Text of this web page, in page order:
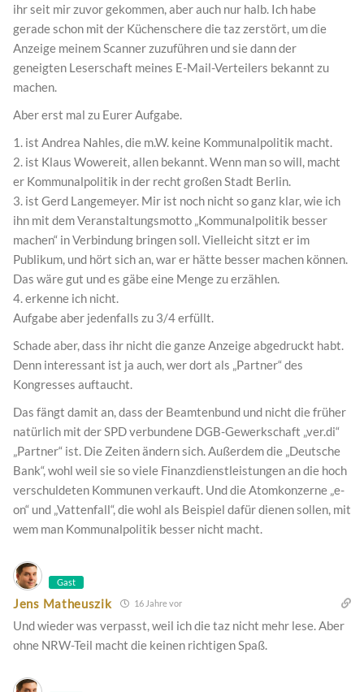
ihr seit mir zuvor gekommen, aber auch nur halb. Ich habe
gerade schon mit der Küchenschere die taz zerstört, um die
Anzeige meinem Scanner zuzuführen und sie dann der
geneigten Leserschaft meines E-Mail-Verteilers bekannt zu
machen.
Aber erst mal zu Eurer Aufgabe.
1. ist Andrea Nahles, die m.W. keine Kommunalpolitik macht.
2. ist Klaus Wowereit, allen bekannt. Wenn man so will, macht
er Kommunalpolitik in der recht großen Stadt Berlin.
3. ist Gerd Langemeyer. Mir ist noch nicht so ganz klar, wie ich
ihn mit dem Veranstaltungsmotto „Kommunalpolitik besser
machen“ in Verbindung bringen soll. Vielleicht sitzt er im
Publikum, und hört sich an, war er hätte besser machen können.
Das wäre gut und es gäbe eine Menge zu erzählen.
4. erkenne ich nicht.
Aufgabe aber jedenfalls zu 3/4 erfüllt.
Schade aber, dass ihr nicht die ganze Anzeige abgedruckt habt.
Denn interessant ist ja auch, wer dort als „Partner“ des
Kongresses auftaucht.
Das fängt damit an, dass der Beamtenbund und nicht die früher
natürlich mit der SPD verbundene DGB-Gewerkschaft „ver.di“
„Partner“ ist. Die Zeiten ändern sich. Außerdem die „Deutsche
Bank“, wohl weil sie so viele Finanzdienstleistungen an die hoch
verschuldeten Kommunen verkauft. Und die Atomkonzerne „e-
on“ und „Vattenfall“, die wohl als Beispiel dafür dienen sollen, mit
wem man Kommunalpolitik besser nicht macht.
Gast
Jens Matheuszik 16 Jahre vor
Und wieder was verpasst, weil ich die taz nicht mehr lese. Aber
ohne NRW-Teil macht die keinen richtigen Spaß.